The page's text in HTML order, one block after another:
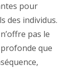
pour
des individus.
pas le
que